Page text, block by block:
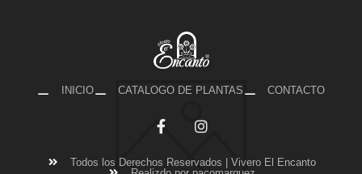
INICIO CATALOGO DE PLANTAS CONTACTO
Todos los Derechos Reservados | Vivero El Encanto